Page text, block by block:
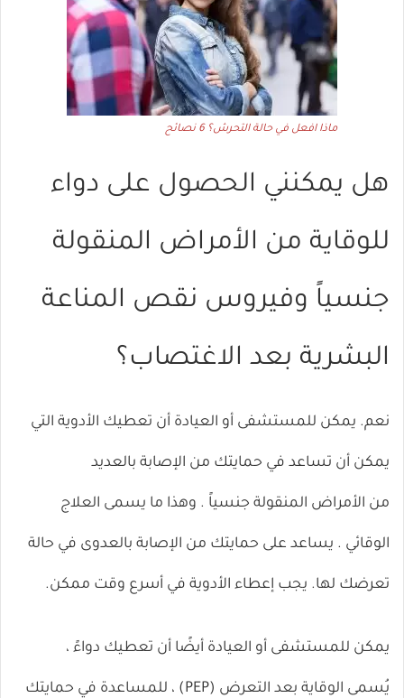
ماذا افعل في حالة التحرش؟ 6 نصائح
هل يمكنني الحصول على دواء
للوقاية من الأمراض المنقولة
جنسياً وفيروس نقص المناعة
البشرية بعد الاغتصاب؟
نعم. يمكن للمستشفى أو العيادة أن تعطيك الأدوية التي
يمكن أن تساعد في حمايتك من الإصابة بالعديد
من الأمراض المنقولة جنسياً . وهذا ما يسمى العلاج
الوقائي . يساعد على حمايتك من الإصابة بالعدوى في حالة
تعرضك لها. يجب إعطاء الأدوية في أسرع وقت ممكن.
يمكن للمستشفى أو العيادة أيضًا أن تعطيك دواءً ،
يُسمى الوقاية بعد التعرض (PEP) ، للمساعدة في حمايتك